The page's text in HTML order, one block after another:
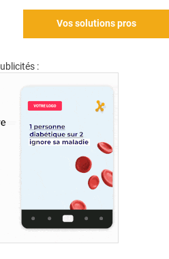
Vos solutions pros
: